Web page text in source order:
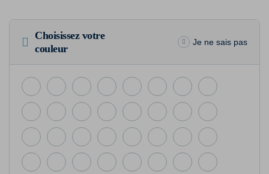
Choisissez votre
couleur
Je ne sais pas